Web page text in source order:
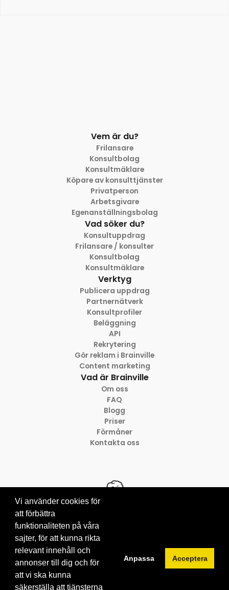
Vem är du?
Frilansare
Konsultbolag
Konsultmäklare
Köpare av konsulttjänster
Privatperson
Arbetsgivare
Egenanställningsbolag
Vad söker du?
Konsultuppdrag
Frilansare / konsulter
Konsultbolag
Konsultmäklare
Verktyg
Publicera uppdrag
Partnernätverk
Konsultprofiler
Beläggning
API
Rekrytering
Gör reklam i Brainville
Content marketing
Vad är Brainville
Om oss
FAQ
Blogg
Priser
Förmåner
Kontakta oss
© 2012-2026 Brainville AB
Villkor för tjänsten
Cookies
Vi använder cookies för
att förbättra
funktionaliteten på våra
sajter, för att kunna rikta
relevant innehåll och
annonser till dig och för
att vi ska kunna
säkerställa att tjänsterna
Anpassa Acceptera